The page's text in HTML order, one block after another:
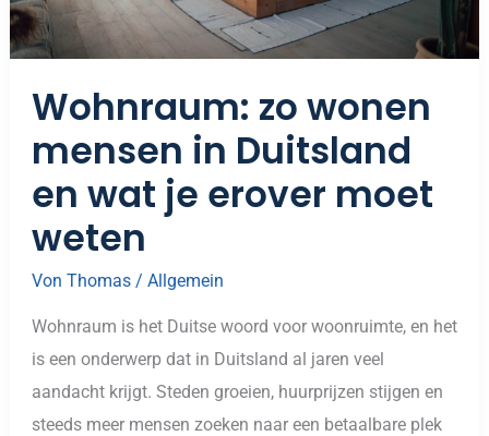
Wohnraum: zo wonen
mensen in Duitsland
en wat je erover moet
weten
Von Thomas / Allgemein
Wohnraum is het Duitse woord voor woonruimte, en het
is een onderwerp dat in Duitsland al jaren veel
aandacht krijgt. Steden groeien, huurprijzen stijgen en
steeds meer mensen zoeken naar een betaalbare plek